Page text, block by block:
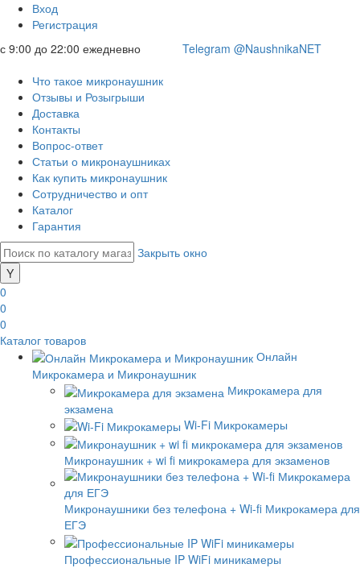
Вход
Регистрация
с 9:00 до 22:00 ежедневно
Telegram @NaushnikaNET
Что такое микронаушник
Отзывы и Розыгрыши
Доставка
Контакты
Вопрос-ответ
Статьи о микронаушниках
Как купить микронаушник
Сотрудничество и опт
Каталог
Гарантия
Закрыть окно
0
0
0
Каталог товаров
Онлайн
Микрокамера и Микронаушник
Микрокамера для
экзамена
Wi-Fi Микрокамеры
Микронаушник + wi fi микрокамера для экзаменов
Микронаушники без телефона + Wi-fi Микрокамера для
ЕГЭ
Профессиональные IP WiFi миникамеры